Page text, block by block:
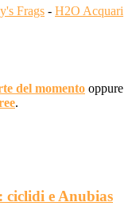
Frags - H2O Acquari
del momento oppure
.
ciclidi e Anubias